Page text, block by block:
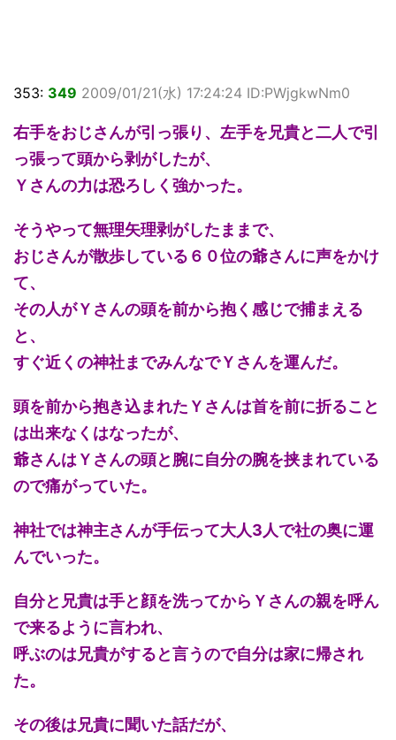
353: 349 2009/01/21(水) 17:24:24 ID:PWjgkwNm0
右手をおじさんが引っ張り、左手を兄貴と二人で引
っ張って頭から剥がしたが、
Ｙさんの力は恐ろしく強かった。
そうやって無理矢理剥がしたままで、
おじさんが散歩している６０位の爺さんに声をかけ
て、
その人がＹさんの頭を前から抱く感じで捕まえる
と、
すぐ近くの神社までみんなでＹさんを運んだ。
頭を前から抱き込まれたＹさんは首を前に折ること
は出来なくはなったが、
爺さんはＹさんの頭と腕に自分の腕を挟まれている
ので痛がっていた。
神社では神主さんが手伝って大人3人で社の奥に運
んでいった。
自分と兄貴は手と顔を洗ってからＹさんの親を呼ん
で来るように言われ、
呼ぶのは兄貴がすると言うので自分は家に帰され
た。
その後は兄貴に聞いた話だが、